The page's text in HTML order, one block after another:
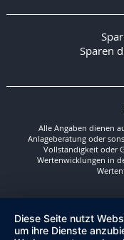
Sparen
Alle Angaben dienen
Anlageberatung oder
Vollständigkeit oder
Wertenwicklungen in
Diese Seite nutzt
um ihre Dienste